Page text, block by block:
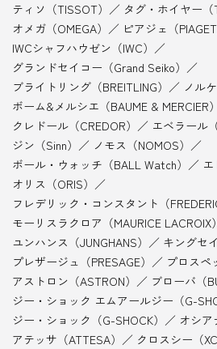
ティソ（TISSOT）
タグ・ホイヤー（
オメガ（OMEGA）
ピアジェ（PIAGET
IWCシャフハウゼン（IWC）
グランドセイコー（Grand Seiko）
ブライトリング（BREITLING）
ノル
ボーム&メルシエ（BAUME & MERCIER）
クレドール（CREDOR）
エベラール
ジン（Sinn）
ノモス（NOMOS）
ボール・ウォッチ（BALL Watch）
エ
オリス（ORIS）
フレデリック・コンスタント（
モーリスラクロア（MAURICE LACROIX）
ユンハンス（JUNGHANS）
キングセ
プレザージュ（PRESAGE）
プロスペ
アストロン（ASTRON）
ブローバ（
ジー・ショック エムアールジー（G-
ジー・ショック（G-SHOCK）
オシア
アテッサ（ATTESA）
クロスシー（XC